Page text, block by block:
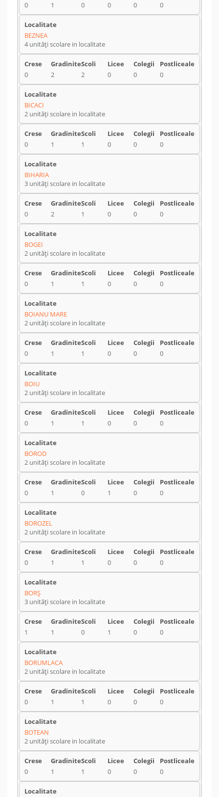
0 1 0 0 0 0
BEZNEA
4 unități scolare in localitate
0 2 2 0 0 0
BICACI
2 unități scolare in localitate
0 1 1 0 0 0
BIHARIA
3 unități scolare in localitate
0 2 1 0 0 0
BOGEI
2 unități scolare in localitate
0 1 1 0 0 0
BOIANU MARE
2 unități scolare in localitate
0 1 1 0 0 0
BOIU
2 unități scolare in localitate
0 1 1 0 0 0
BOROD
2 unități scolare in localitate
0 1 0 1 0 0
BOROZEL
2 unități scolare in localitate
0 1 1 0 0 0
BORŞ
3 unități scolare in localitate
1 1 0 1 0 0
BORUMLACA
2 unități scolare in localitate
0 1 1 0 0 0
BOTEAN
2 unități scolare in localitate
0 1 1 0 0 0